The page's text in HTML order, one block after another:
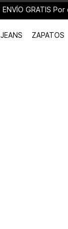
ENVÍO GRATIS
JEANS ZAPATOS